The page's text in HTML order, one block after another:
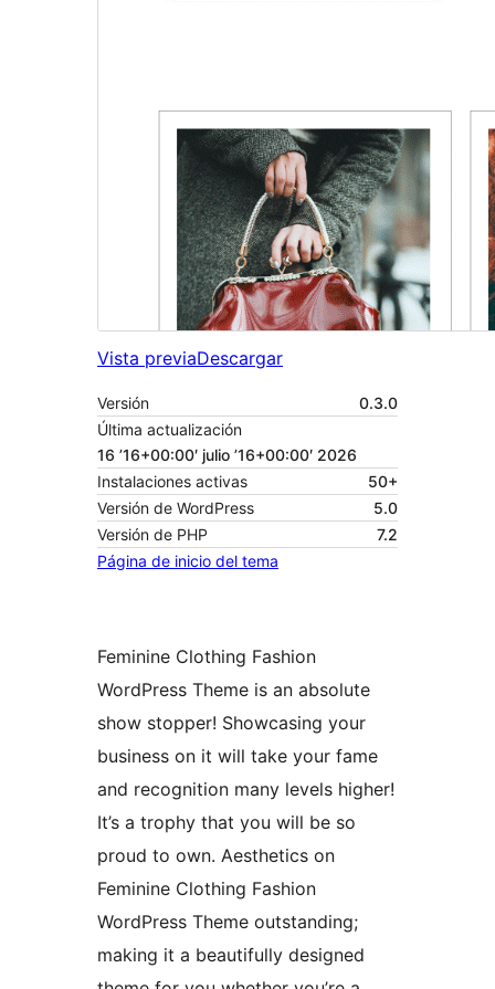
Vista previaDescargar
Versión
0.3.0
Última actualización
16 ’16+00:00′ julio ’16+00:00′ 2026
Instalaciones activas
50+
Versión de WordPress
5.0
Versión de PHP
7.2
Página de inicio del tema
Feminine Clothing Fashion
WordPress Theme is an absolute
show stopper! Showcasing your
business on it will take your fame
and recognition many levels higher!
It’s a trophy that you will be so
proud to own. Aesthetics on
Feminine Clothing Fashion
WordPress Theme outstanding;
making it a beautifully designed